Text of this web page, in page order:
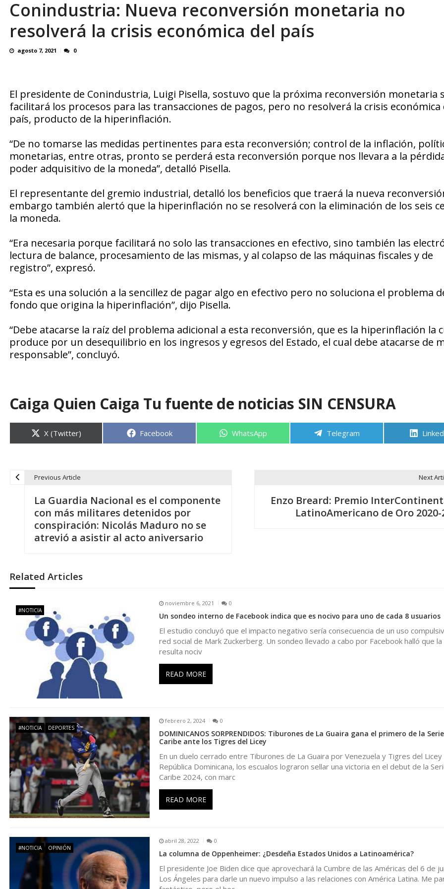
OVP denunció 15 años de violación sistemática de derechos humanos en el Minister... AGOSTO 6, 2026
Conindustria: Nueva reconversión monetaria no
resolverá la crisis económica del país
agosto 7, 2021 0
El presidente de Conindustria, Luigi Pisella, sostuvo que la próxima reconversión monetaria
facilitará los procesos para las transacciones de pagos, pero no resolverá la crisis económica
país, producto de la hiperinflación.
“De no tomarse las medidas pertinentes para esta reconversión; control de la inflación,
monetarias, entre otras, pronto se perderá esta reconversión porque nos llevara a la
poder adquisitivo de la moneda”, detalló Pisella.
El representante del gremio industrial, detalló los beneficios que traerá la nueva
embargo también alertó que la hiperinflación no se resolverá con la eliminación de los seis
la moneda.
“Era necesaria porque facilitará no solo las transacciones en efectivo, sino también las
lectura de balance, procesamiento de las mismas, y al colapso de las máquinas fiscales y de
registro”, expresó.
“Esta es una solución a la sencillez de pagar algo en efectivo pero no soluciona el problema
fondo que origina la hiperinflación”, dijo Pisella.
“Debe atacarse la raíz del problema adicional a esta reconversión, que es la hiperinflación la
produce por un desequilibrio en los ingresos y egresos del Estado, el cual debe atacarse de
responsable”, concluyó.
Caiga Quien Caiga Tu fuente de noticias SIN CENSURA
Compartir
en
X (Twitter) Compartir
Facebook Compartir
WhatsApp Compartir
Telegram
g
a
n
d
e
e
n
t
Previous Article
La Guardia Nacional es el componente
con más militares detenidos por
conspiración: Nicolás Maduro no se
atrevió a asistir al acto aniversario
Next
Enzo Breard: Premio
LatinoAmericano de Oro 2020-
Related Articles
#NOTICIA
noviembre 6, 2021 0
Un sondeo interno de Facebook indica que es nocivo para uno de cada 8 usuarios
El estudio concluyó que el impacto negativo sería consecuencia de un uso
red social de Mark Zuckerberg. Un sondeo llevado a cabo por Facebook halló que
resulta nociv
READ MORE
#NOTICIA DEPORTES
febrero 2, 2024 0
DOMINICANOS SORPRENDIDOS: Tiburones de La Guaira gana el primero de la
Caribe ante los Tigres del Licey
En un duelo cerrado entre Tiburones de La Guaira por Venezuela y Tigres del
República Dominicana, los escualos lograron sellar una victoria en el debut de la
Caribe 2024, con marc
READ MORE
#NOTICIA OPINIÓN
abril 28, 2022 0
La columna de Oppenheimer: ¿Desdeña Estados Unidos a Latinoamérica?
El presidente Joe Biden dice que aprovechará la Cumbre de las Américas del 6 de
Los Ángeles para darle un nuevo impulso a las relaciones con América Latina. Me